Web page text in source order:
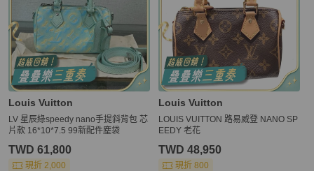
Louis Vuitton
LV 星辰綠speedy nano手提斜背包 芯
片款 16*10*7.5 99新配件塵袋
TWD 61,800
現折 2,000
Louis Vuitton
LOUIS VUITTON 路易威登 NANO SP
EEDY 老花
TWD 48,950
現折 800